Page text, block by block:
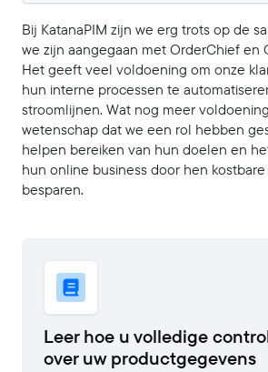
Bij KatanaPIM zijn we erg trots op de
we zijn aangegaan met OrderChief en
Het geeft veel voldoening om onze
hun interne processen te
stroomlijnen. Wat nog meer
wetenschap dat we een rol hebben
helpen bereiken van hun doelen en
hun online business door hen
besparen.
Leer hoe u volledige
over uw productgegevens